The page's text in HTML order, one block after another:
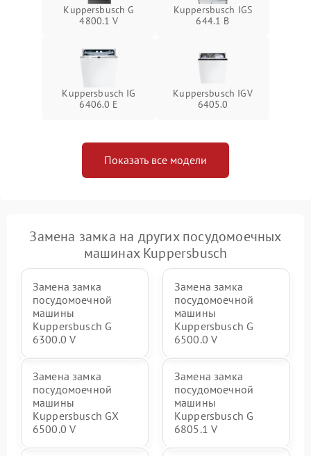
Kuppersbusch G
4800.1 V
Kuppersbusch IGS
644.1 B
Kuppersbusch IG
6406.0 E
Kuppersbusch IGV
6405.0
Показать все модели
Замена замка на других посудомоечных
машинах Kuppersbusch
Замена замка
посудомоечной
машины
Kuppersbusch G
6300.0 V
Замена замка
посудомоечной
машины
Kuppersbusch G
6500.0 V
Замена замка
посудомоечной
машины
Kuppersbusch GX
6500.0 V
Замена замка
посудомоечной
машины
Kuppersbusch G
6805.1 V